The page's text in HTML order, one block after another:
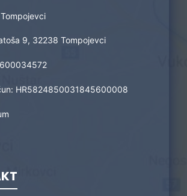
9, 32238 Tompojevci
HR5824850031845600008